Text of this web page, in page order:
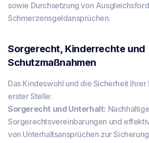
sowie Durchsetzung von
Schmerzensgeldansprüchen.
Sorgerecht, Kinderrechte und
Schutzmaßnahmen
Das Kindeswohl und die Sicherheit Ihrer
erster Stelle:
Sorgerecht und Unterhalt: Nachhaltige
Sorgerechtsvereinbarungen und
von Unterhaltsansprüchen zur